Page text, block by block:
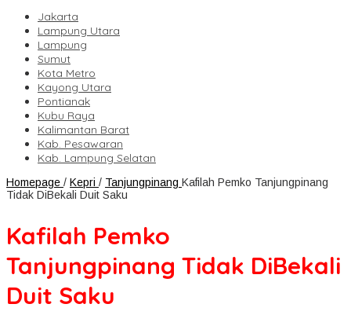
Jakarta
Lampung Utara
Lampung
Sumut
Kota Metro
Kayong Utara
Pontianak
Kubu Raya
Kalimantan Barat
Kab. Pesawaran
Kab. Lampung Selatan
Homepage / Kepri / Tanjungpinang Kafilah Pemko Tanjungpinang
Tidak DiBekali Duit Saku
Kafilah Pemko
Tanjungpinang Tidak DiBekali
Duit Saku